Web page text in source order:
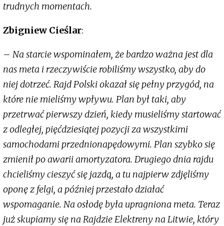
trudnych momentach.
Zbigniew Cieślar:
– Na starcie wspominałem, że bardzo ważna jest dla
nas meta i rzeczywiście robiliśmy wszystko, aby do
niej dotrzeć. Rajd Polski okazał się pełny przygód, na
które nie mieliśmy wpływu. Plan był taki, aby
przetrwać pierwszy dzień, kiedy musieliśmy startować
z odległej, pięćdziesiątej pozycji za wszystkimi
samochodami przednionapędowymi. Plan szybko się
zmienił po awarii amortyzatora. Drugiego dnia rajdu
chcieliśmy cieszyć się jazdą, a tu najpierw zdjęliśmy
oponę z felgi, a później przestało działać
wspomaganie. Na osłodę była upragniona meta. Teraz
już skupiamy się na Rajdzie Elektreny na Litwie, który